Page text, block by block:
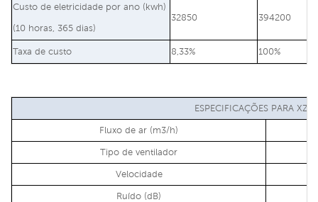
Custo de eletricidade por ano (kwh)
(10 horas, 365 dias)
32850 394200
Taxa de custo 8,33% 100%
ESPECIFICAÇÕES PARA
Fluxo de ar (m3/h)
Tipo de ventilador
Velocidade
Ruído (dB)